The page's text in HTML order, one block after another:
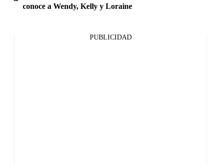
conoce a Wendy, Kelly y Loraine
PUBLICIDAD